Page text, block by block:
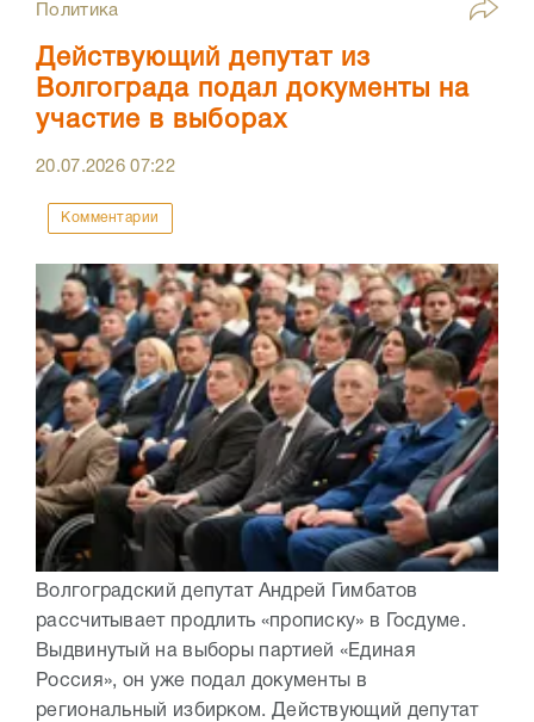
Политика
Действующий депутат из
Волгограда подал документы на
участие в выборах
20.07.202607:22
Комментарии
Волгоградский депутат Андрей Гимбатов
рассчитывает продлить «прописку» в Госдуме.
Выдвинутый на выборы партией «Единая
Россия», он уже подал документы в
региональный избирком. Действующий депутат